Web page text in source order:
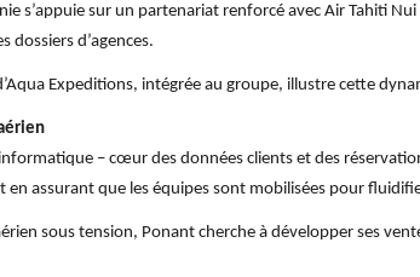
s’appuie sur un partenariat renforcé avec Air Tahiti
dossiers d’agences.
Expeditions, intégrée au groupe, illustre cette
– cœur des données clients et des
en assurant que les équipes sont mobilisées pour
sous tension, Ponant cherche à développer ses